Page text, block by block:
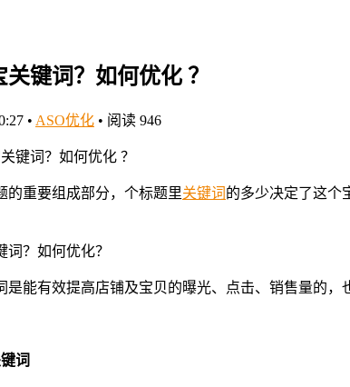
键词？如何优化 ？
• ASO优化 • 阅读 946
的重要组成部分，个标题里关键词 的多少决定了这个
？如何优化？
是能有效提高店铺及宝贝的曝光、点击、销售量的
词